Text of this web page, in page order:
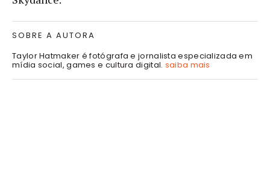
SOBRE A AUTORA
Taylor Hatmaker é fotógrafa e jornalista especializada em
mídia social, games e cultura digital. saiba mais